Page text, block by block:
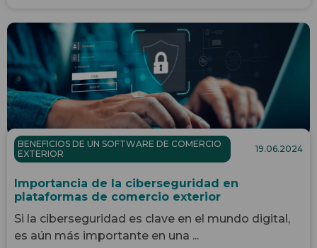
BENEFICIOS DE UN SOFTWARE DE COMERCIO
EXTERIOR
19.06.2024
Importancia de la ciberseguridad en
plataformas de comercio exterior
Si la ciberseguridad es clave en el mundo digital,
es aún más importante en una ...